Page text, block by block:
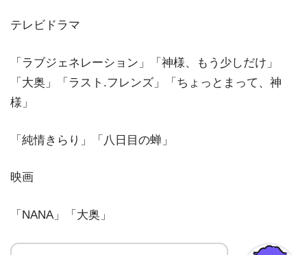
テレビドラマ
「ラブジェネレーション」「神様、もう少しだけ」
「大奥」「ラスト.フレンズ」「ちょっとまって、神
様」
「純情きらり」「八日目の蝉」
映画
「NANA」「大奥」